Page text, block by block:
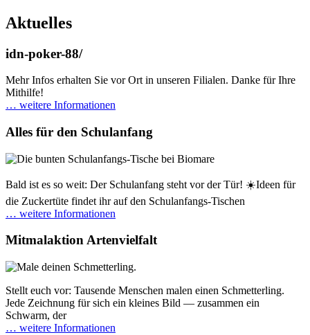
Aktuelles
idn-poker-88/
Mehr Infos erhalten Sie vor Ort in unseren Filialen. Danke für Ihre
Mithilfe!
… weitere Informationen
Alles für den Schulanfang
Bald ist es so weit: Der Schulanfang steht vor der Tür! ☀️Ideen für
die Zuckertüte findet ihr auf den Schulanfangs-Tischen
… weitere Informationen
Mitmalaktion Artenvielfalt
Stellt euch vor: Tausende Menschen malen einen Schmetterling.
Jede Zeichnung für sich ein kleines Bild — zusammen ein
Schwarm, der
… weitere Informationen